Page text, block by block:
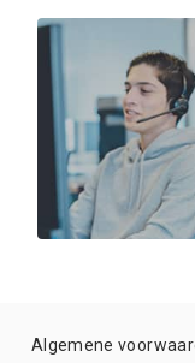
Algemene